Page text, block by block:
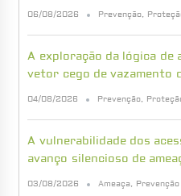
06/08/2026 Prevenção,
A exploração da lógica de
vetor cego de vazamento
04/08/2026 Prevenção,
A vulnerabilidade dos
avanço silencioso de
03/08/2026 Ameaça, Prevenção